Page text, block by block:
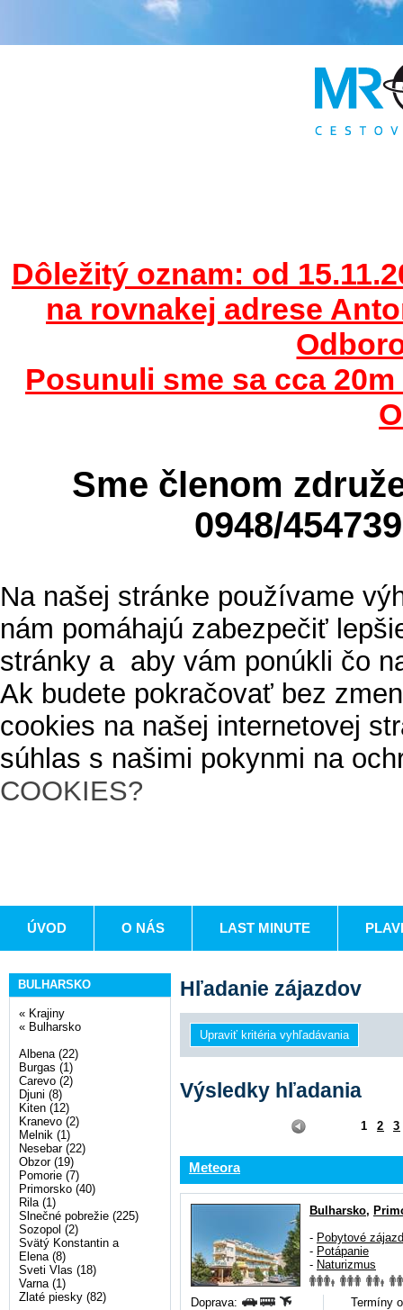
Dôležitý oznam: od
na rovnakej adrese
Posunuli sme sa cca
Sme členom
0948/
Na našej stránke používame
nám pomáhajú zabezpečiť
stránky a aby vám ponúkli čo
Ak budete pokračovať bez
cookies na našej internetovej
súhlas s našimi pokynmi na
COOKIES?
ÚVOD O NÁS LAST MINUTE
BULHARSKO
« Krajiny
« Bulharsko
Albena (22)
Burgas (1)
Carevo (2)
Djuni (8)
Kiten (12)
Kranevo (2)
Melnik (1)
Nesebar (22)
Obzor (19)
Pomorie (7)
Primorsko (40)
Rila (1)
Slnečné pobrežie (225)
Sozopol (2)
Svätý Konstantin a
Elena (8)
Sveti Vlas (18)
Varna (1)
Zlaté piesky (82)
Hľadanie zájazdov
Výsledky hľadania
1 2 3
Meteora
Bulharsko,
- Pobytové
- Potápanie
- Naturizmus
Doprava:
Termíny